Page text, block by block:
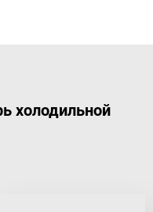
холодильной